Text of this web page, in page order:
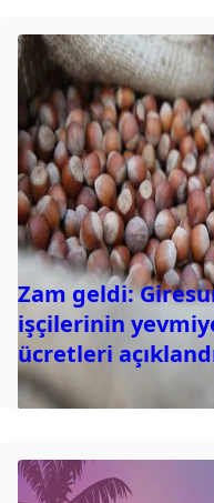
Zam geldi:
işçilerinin
ücretleri